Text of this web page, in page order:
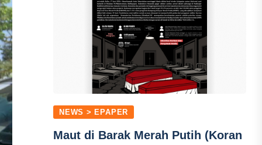
NEWS > EPAPER
Maut di Barak Merah Putih (Koran